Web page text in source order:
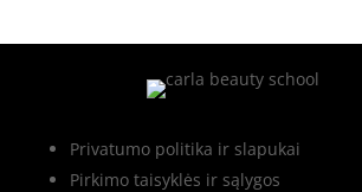
Privatumo politika ir slapukai
Pirkimo taisyklės ir sąlygos